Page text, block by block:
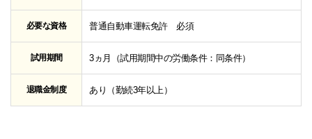
必要な資格 普通自動車運転免許 必須
試用期間 3ヵ月（試用期間中の労働条件：同条件）
退職金制度 あり（勤続3年以上）